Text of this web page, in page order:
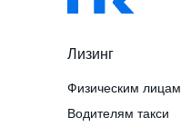
Лизинг
Водителям такси
Физическим лицам